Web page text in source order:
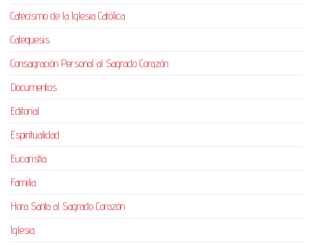
Catecismo de la Iglesia Católica
Catequesis
Consagración Personal al Sagrado Corazón
Documentos
Editorial
Espiritualidad
Eucaristía
Familia
Hora Santa al Sagrado Corazón
Iglesia